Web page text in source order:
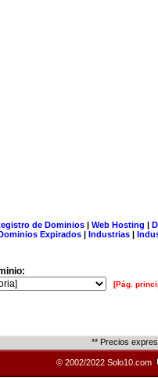
de Dominios| Web Hosting |
Expirados | Industrias |
[Pág.
** Precios
© 2002/2022 Solo10.com